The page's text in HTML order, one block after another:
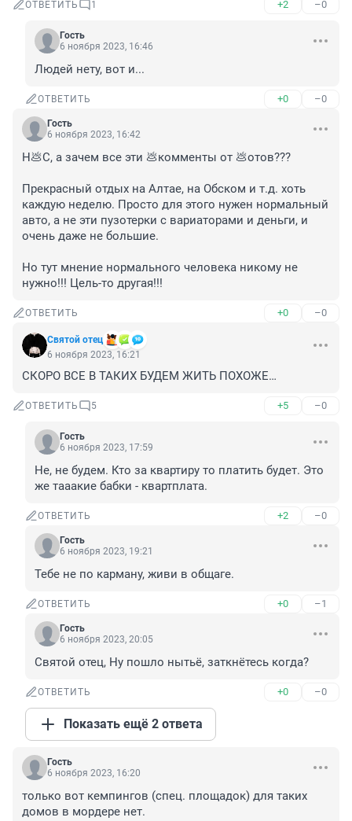
ОТВЕТИТЬ 1 +2 –0
Гость
6 ноября 2023, 16:46
Людей нету, вот и...
ОТВЕТИТЬ +0 –0
Гость
6 ноября 2023, 16:42
Н💩С, а зачем все эти 💩комменты от 💩отов???
Прекрасный отдых на Алтае, на Обском и т.д. хоть
каждую неделю. Просто для этого нужен нормальный
авто, а не эти пузотерки с вариаторами и деньги, и
очень даже не большие.
Но тут мнение нормального человека никому не
нужно!!! Цель-то другая!!!
ОТВЕТИТЬ +0 –0
Святой отец
6 ноября 2023, 16:21
СКОРО ВСЕ В ТАКИХ БУДЕМ ЖИТЬ ПОХОЖЕ…
ОТВЕТИТЬ 5 +5 –0
Гость
6 ноября 2023, 17:59
Не, не будем. Кто за квартиру то платить будет. Это
же тааакие бабки - квартплата.
ОТВЕТИТЬ +2 –0
Гость
6 ноября 2023, 19:21
Тебе не по карману, живи в общаге.
ОТВЕТИТЬ +0 –1
Гость
6 ноября 2023, 20:05
Святой отец, Ну пошло нытьё, заткнётесь когда?
ОТВЕТИТЬ +0 –0
Показать ещё 2 ответа
Гость
6 ноября 2023, 16:20
только вот кемпингов (спец. площадок) для таких
домов в мордере нет.